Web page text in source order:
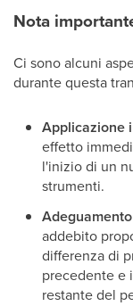
Nota
Ci sono alcuni
durante questa
Applicazione
effetto
l'inizio di un
strumenti.
addebito
differenza di
precedente e
restante del